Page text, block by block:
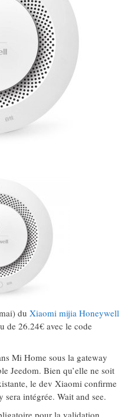
du Xiaomi mijia Honeywell
de 26.24€ avec le code
Mi Home sous la gateway
Jeedom. Bien qu’elle ne soit
le dev Xiaomi confirme
sera intégrée. Wait and see.
pour la validation